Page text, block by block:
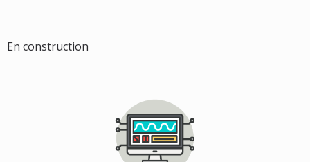
En construction